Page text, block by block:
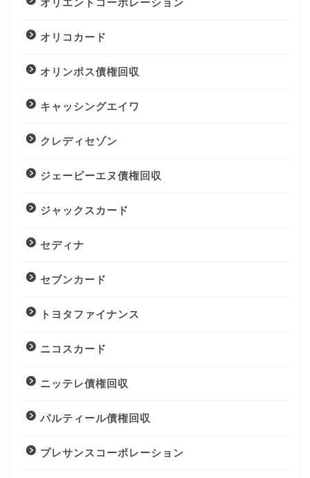
オリコカード
オリンポス債権回収
キャッシングエイワ
クレディセゾン
ジェーピーエヌ債権回収
ジャックスカード
セディナ
セブンカード
トヨタファイナンス
ニコスカード
ニッテレ債権回収
パルティール債権回収
プレサンスコーポレーション